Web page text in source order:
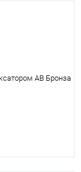
AB Бронза